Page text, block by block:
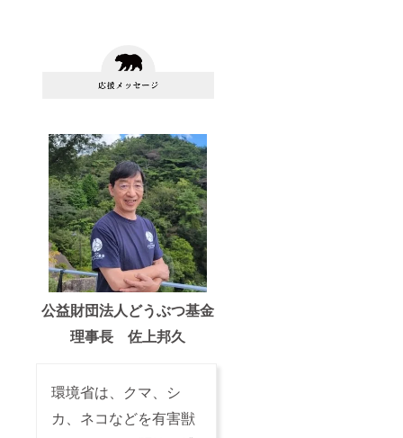
公益財団法人どうぶつ基金
理事長 佐上邦久
環境省は、クマ、シ
カ、ネコなどを有害獣